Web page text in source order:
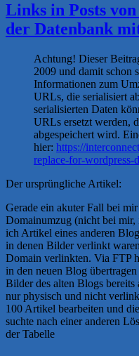
Links in Posts
der Datenbank
Achtung! Dieser
2009 und damit schon
Informationen zum
URLs, die serialisiert
serialisierten Daten
URLs ersetzt werden,
abgespeichert wird.
hier: https://
replace-for-wordpress-
Der ursprüngliche Artikel:
Gerade ein akuter Fall bei
Domainumzug (nicht bei mir,
ich Artikel eines anderen
in denen Bilder verlinkt
Domain verlinkten. Via FTP
in den neuen Blog
Bilder des alten Blogs
nur physisch und nicht
100 Artikel bearbeiten und
suchte nach einer anderen
der Tabelle